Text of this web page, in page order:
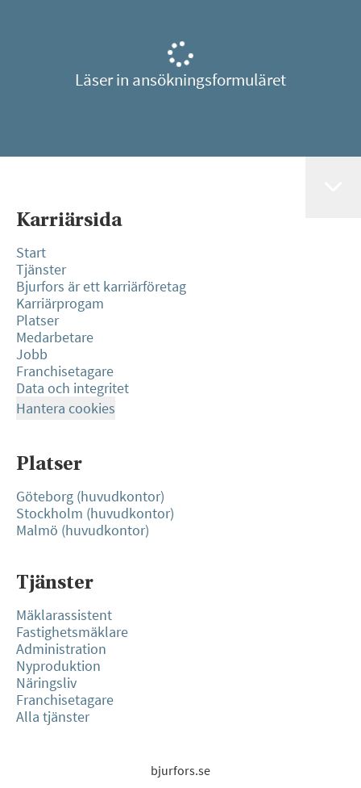
Läser in ansökningsformuläret
Karriärsida
Start
Tjänster
Bjurfors är ett karriärföretag
Karriärprogam
Platser
Medarbetare
Jobb
Franchisetagare
Data och integritet
Hantera cookies
Platser
Göteborg (huvudkontor)
Stockholm (huvudkontor)
Malmö (huvudkontor)
Tjänster
Mäklarassistent
Fastighetsmäklare
Administration
Nyproduktion
Näringsliv
Franchisetagare
Alla tjänster
bjurfors.se